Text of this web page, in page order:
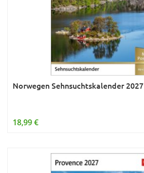
Norwegen Sehnsuchtskalender 2027
18,99 €